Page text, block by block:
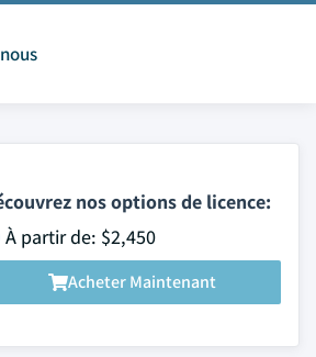
nos options de licence:
À partir de: $2,450
Acheter Maintenant